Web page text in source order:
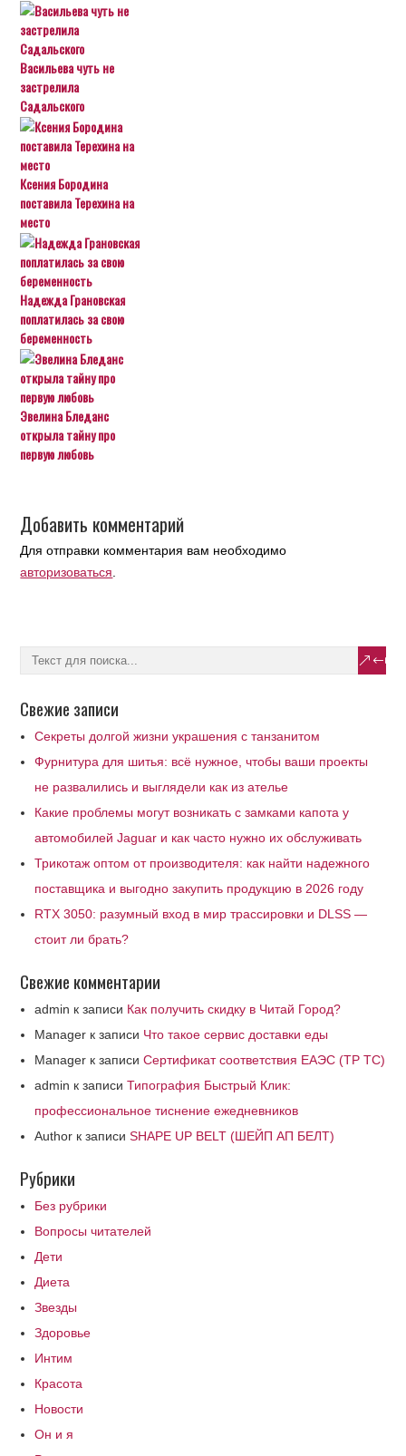
Васильева чуть не
застрелила
Садальского
Ксения Бородина
поставила Терехина на
место
Надежда Грановская
поплатилась за свою
беременность
Эвелина Бледанс
открыла тайну про
первую любовь
Добавить комментарий
Для отправки комментария вам необходимо
авторизоваться
Свежие записи
Секреты долгой жизни украшения с танзанитом
Фурнитура для шитья: всё нужное, чтобы ваши проекты
не развалились и выглядели как из ателье
Какие проблемы могут возникать с замками капота у
автомобилей Jaguar и как часто нужно их обслуживать
Трикотаж оптом от производителя: как найти надежного
поставщика и выгодно закупить продукцию в 2026 году
RTX 3050: разумный вход в мир трассировки и DLSS —
стоит ли брать?
Свежие комментарии
admin к записи Как получить скидку в Читай Город?
Manager к записи Что такое сервис доставки еды
Manager к записиСертификат соответствия ЕАЭС (ТР ТС)
admin к записиТипография Быстрый Клик:
профессиональное тиснение ежедневников
Author к записиSHAPE UP BELT (ШЕЙП АП БЕЛТ)
Рубрики
Без рубрики
Вопросы читателей
Дети
Диета
Звезды
Здоровье
Интим
Красота
Новости
Он и я